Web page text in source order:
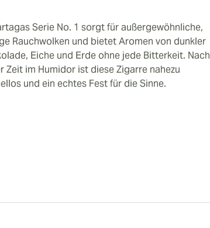
Serie No. 1 sorgt für außergewöhnliche,
Rauchwolken und bietet Aromen von dunkler
Eiche und Erde ohne jede Bitterkeit. Nach
Zeit im Humidor ist diese Zigarre nahezu
und ein echtes Fest für die Sinne.